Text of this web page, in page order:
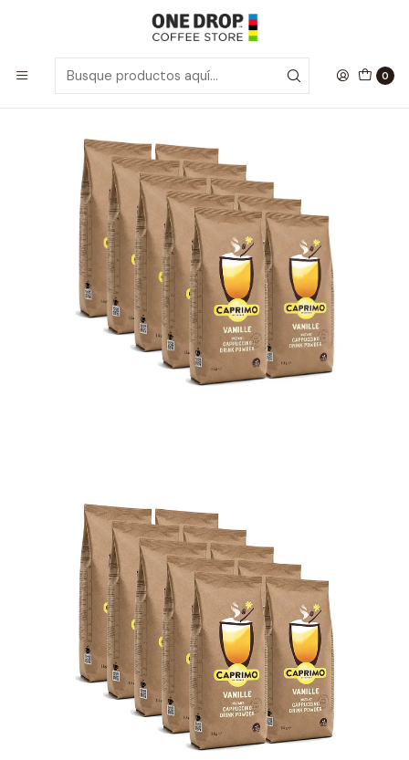
0
CAJA 10un Café Cappuccino Vainilla 1 kg.